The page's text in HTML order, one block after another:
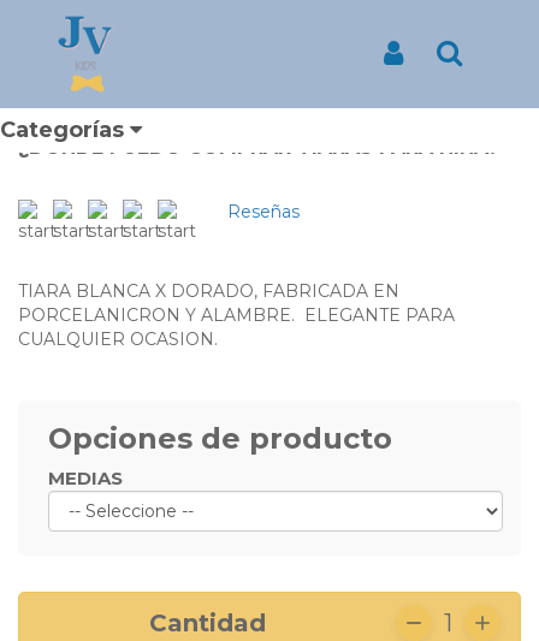
Categorías
Productos
TIARA PARA NIÑA COLOR BLANCO CON DORADO
TIARA PARA NIÑA COLOR
BLANCO CON DORADO
¿DONDE PUEDO COMPRAR TIARAS PARA NIÑA?
Reseñas
TIARA BLANCA X DORADO, FABRICADA EN
PORCELANICRON Y ALAMBRE. ELEGANTE PARA
CUALQUIER OCASION.
Opciones de producto
MEDIAS
Cantidad 1